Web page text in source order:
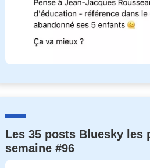
Les 35 posts Bluesky les
semaine #96